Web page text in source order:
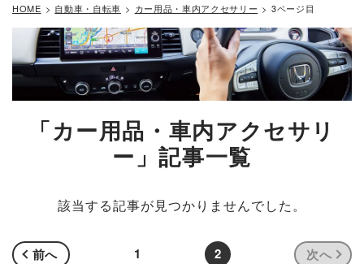
HOME 自動車・自転車 カー用品・車内アクセサリー 3ページ目
「カー用品・車内アクセサリ
ー」記事一覧
該当する記事が見つかりませんでした。
前へ 1 2 次へ